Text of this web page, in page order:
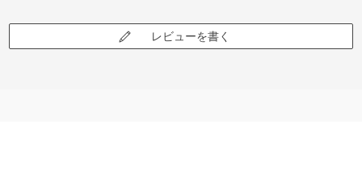
レビューを書く